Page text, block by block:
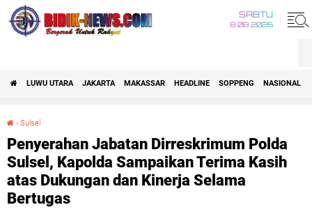
SABTU
8 08 2026
LUWU UTARA JAKARTA MAKASSAR HEADLINE SOPPENG NASIONAL
› Sulsel
Penyerahan Jabatan Dirreskrimum Polda
Sulsel, Kapolda Sampaikan Terima Kasih
atas Dukungan dan Kinerja Selama
Bertugas